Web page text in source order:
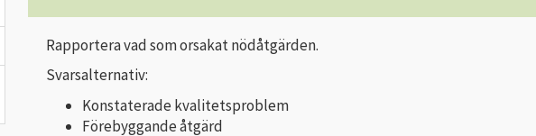
Rapportera vad som orsakat nödåtgärden.
Svarsalternativ:
Konstaterade kvalitetsproblem
Förebyggande åtgärd